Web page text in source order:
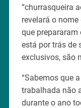
“churrasqueira
revelará o
que prepararam
está por trás de
exclusivos, são
“Sabemos que
trabalhada não
durante o ano